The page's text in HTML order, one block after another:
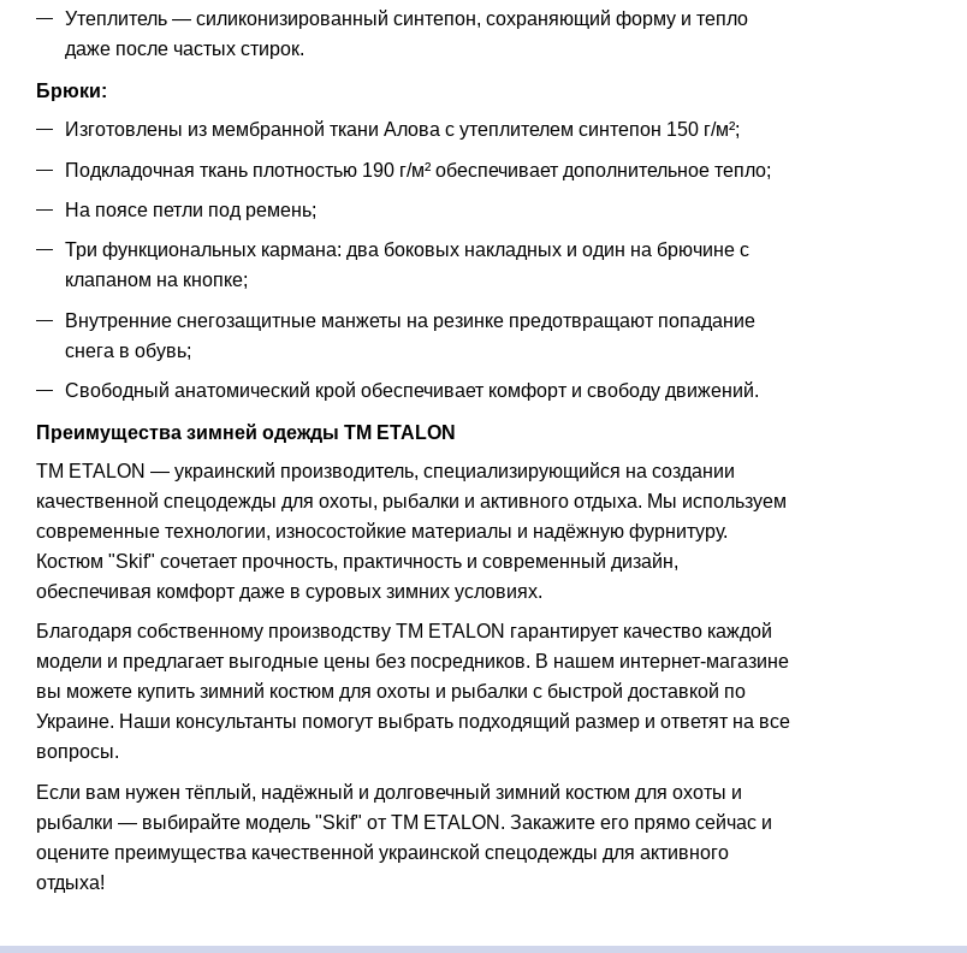
Утеплитель — силиконизированный синтепон, сохраняющий форму и тепло
даже после частых стирок.
Брюки:
Изготовлены из мембранной ткани Алова с утеплителем синтепон 150 г/м²;
Подкладочная ткань плотностью 190 г/м² обеспечивает дополнительное тепло;
На поясе петли под ремень;
Три функциональных кармана: два боковых накладных и один на брючине с
клапаном на кнопке;
Внутренние снегозащитные манжеты на резинке предотвращают попадание
снега в обувь;
Свободный анатомический крой обеспечивает комфорт и свободу движений.
Преимущества зимней одежды TM ETALON
TM ETALON — украинский производитель, специализирующийся на создании
качественной спецодежды для охоты, рыбалки и активного отдыха. Мы используем
современные технологии, износостойкие материалы и надёжную фурнитуру.
Костюм "Skif" сочетает прочность, практичность и современный дизайн,
обеспечивая комфорт даже в суровых зимних условиях.
Благодаря собственному производству TM ETALON гарантирует качество каждой
модели и предлагает выгодные цены без посредников. В нашем интернет-магазине
вы можете купить зимний костюм для охоты и рыбалки с быстрой доставкой по
Украине. Наши консультанты помогут выбрать подходящий размер и ответят на все
вопросы.
Если вам нужен тёплый, надёжный и долговечный зимний костюм для охоты и
рыбалки — выбирайте модель "Skif" от TM ETALON. Закажите его прямо сейчас и
оцените преимущества качественной украинской спецодежды для активного
отдыха!